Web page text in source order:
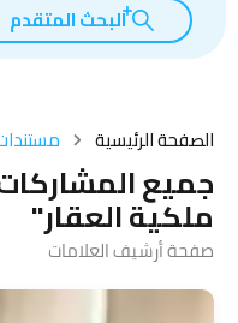
البحث المتقدم
الصفحة الرئيسية
جميع
ملكية العقار"
صفحة أرشيف العلامات